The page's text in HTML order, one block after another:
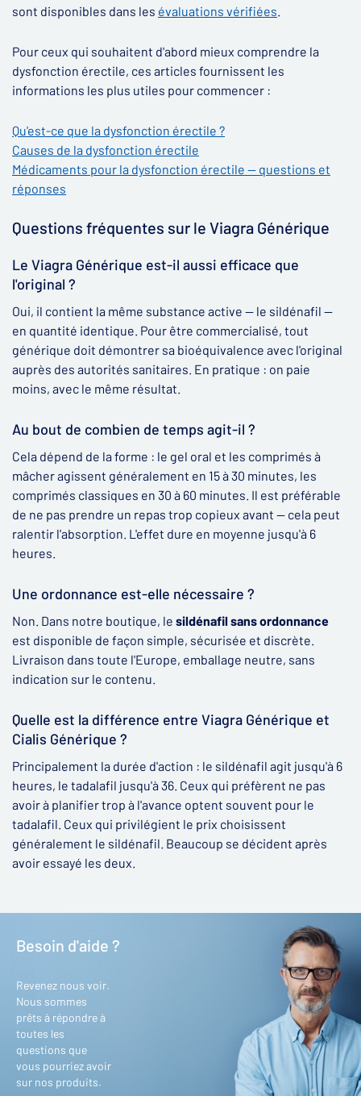
sont disponibles dans les évaluations vérifiées.
Pour ceux qui souhaitent d'abord mieux comprendre la
dysfonction érectile, ces articles fournissent les
informations les plus utiles pour commencer :
Qu'est-ce que la dysfonction érectile ?
Causes de la dysfonction érectile
Médicaments pour la dysfonction érectile — questions et
réponses
Questions fréquentes sur le Viagra Générique
Le Viagra Générique est-il aussi efficace que
l'original ?
Oui, il contient la même substance active — le sildénafil —
en quantité identique. Pour être commercialisé, tout
générique doit démontrer sa bioéquivalence avec l'original
auprès des autorités sanitaires. En pratique : on paie
moins, avec le même résultat.
Au bout de combien de temps agit-il ?
Cela dépend de la forme : le gel oral et les comprimés à
mâcher agissent généralement en 15 à 30 minutes, les
comprimés classiques en 30 à 60 minutes. Il est préférable
de ne pas prendre un repas trop copieux avant — cela peut
ralentir l'absorption. L'effet dure en moyenne jusqu'à 6
heures.
Une ordonnance est-elle nécessaire ?
Non. Dans notre boutique, le sildénafil sans ordonnance
est disponible de façon simple, sécurisée et discrète.
Livraison dans toute l'Europe, emballage neutre, sans
indication sur le contenu.
Quelle est la différence entre Viagra Générique et
Cialis Générique ?
Principalement la durée d'action : le sildénafil agit jusqu'à 6
heures, le tadalafil jusqu'à 36. Ceux qui préfèrent ne pas
avoir à planifier trop à l'avance optent souvent pour le
tadalafil. Ceux qui privilégient le prix choisissent
généralement le sildénafil. Beaucoup se décident après
avoir essayé les deux.
Besoin d'aide ?
Revenez nous voir.
Nous sommes
prêts à répondre à
toutes les
questions que
vous pourriez avoir
sur nos produits.